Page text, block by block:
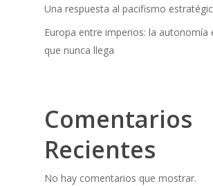
Una respuesta al pacifismo
Europa entre imperios: la autonomía
que nunca llega
Comentarios
Recientes
No hay comentarios que mostrar.